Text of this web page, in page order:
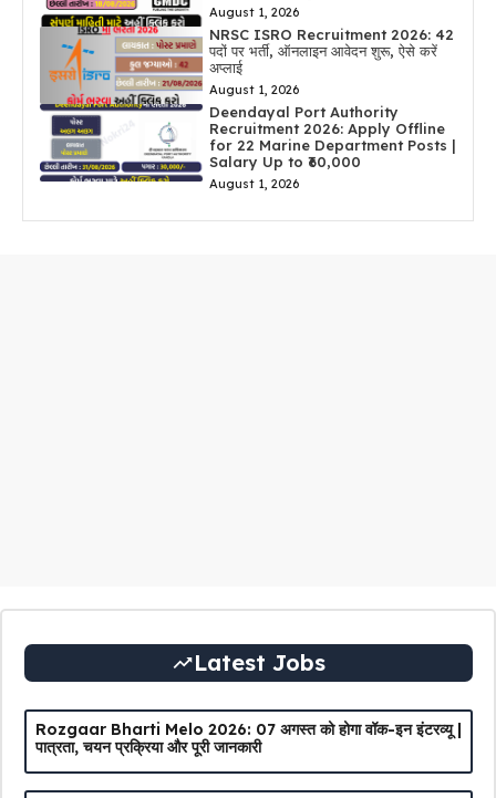
August 1, 2026
NRSC ISRO Recruitment 2026: 42
पदों पर भर्ती, ऑनलाइन आवेदन शुरू, ऐसे करें
अप्लाई
August 1, 2026
Deendayal Port Authority
Recruitment 2026: Apply Offline
for 22 Marine Department Posts |
Salary Up to ₹60,000
August 1, 2026
Latest Jobs
Rozgaar Bharti Melo 2026: 07 अगस्त को होगा वॉक-इन इंटरव्यू |
पात्रता, चयन प्रक्रिया और पूरी जानकारी